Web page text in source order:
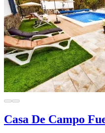
Casa De Campo